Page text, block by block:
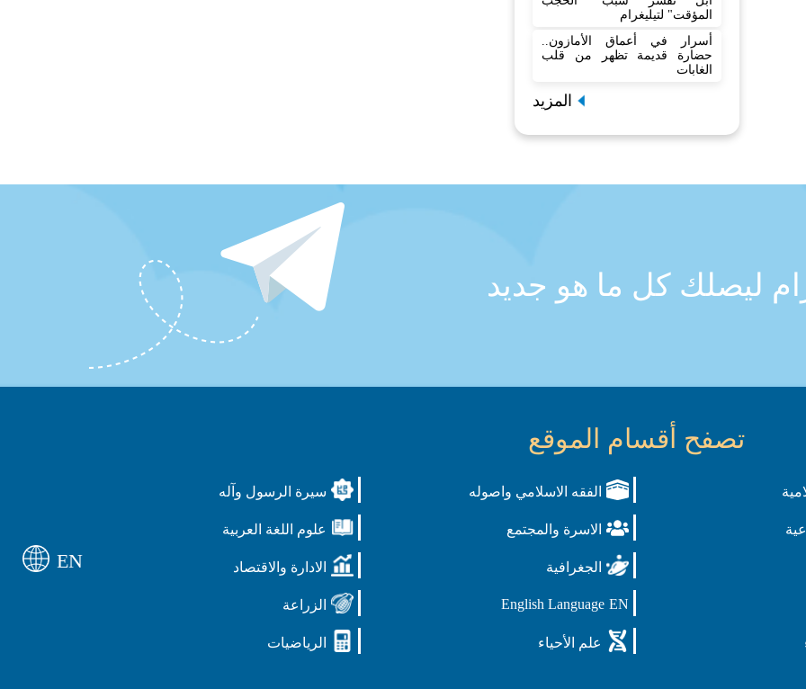
المؤقت" لتيليغرام
أسرار في أعماق الأمازون..
حضارة قديمة تظهر من قلب
الغابات
المزيد
ليصلك كل ما هو جديد
تصفح أقسام الموقع
الفقه الاسلامي واصوله سيرة الرسول وآله
الاسرة والمجتمع علوم اللغة العربية
الجغرافية الادارة والاقتصاد
EN
English Language الزراعة
علم الأحياء الرياضيات
EN